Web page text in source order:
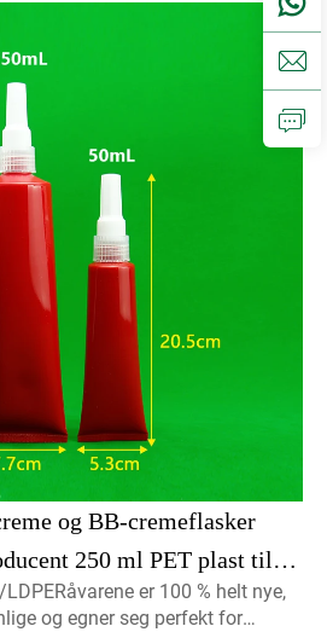
sprayhatter, skruflok,
og BB-cremeflasker
250 ml PET plast til
er 100 % helt nye,
og egner seg perfekt for